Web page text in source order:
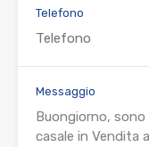
Telefono
Messaggio